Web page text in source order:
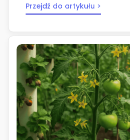
Przejdź do artykułu >